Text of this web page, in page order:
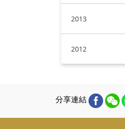
2013
2012
分享連結